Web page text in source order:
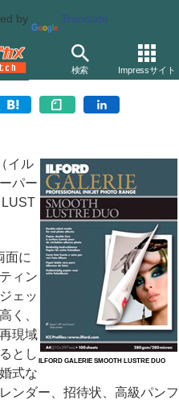
by Translate
検索 Impressサイト
印刷対応インクジェット
ILFORD GALERIE SMOOTH LUSTRE DUO
イル
パー
LUST
面に
ィン
ェッ
く、
現域
とし
式な
ンダー、招待状、高級パンフ